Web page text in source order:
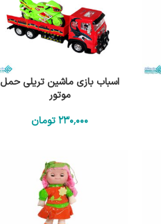
اسباب بازی ماشین تریلی حمل
موتور
230٬000تومان